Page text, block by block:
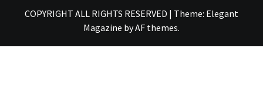
COPYRIGHT ALL RIGHTS RESERVED | Theme: Elegant
Magazine byAF themes.